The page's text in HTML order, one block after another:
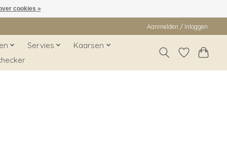
Aanmelden / Inloggen
Servies
Kaarsen
cookies »